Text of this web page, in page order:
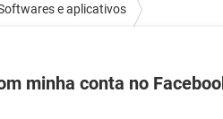
e aplicativos
minha conta no